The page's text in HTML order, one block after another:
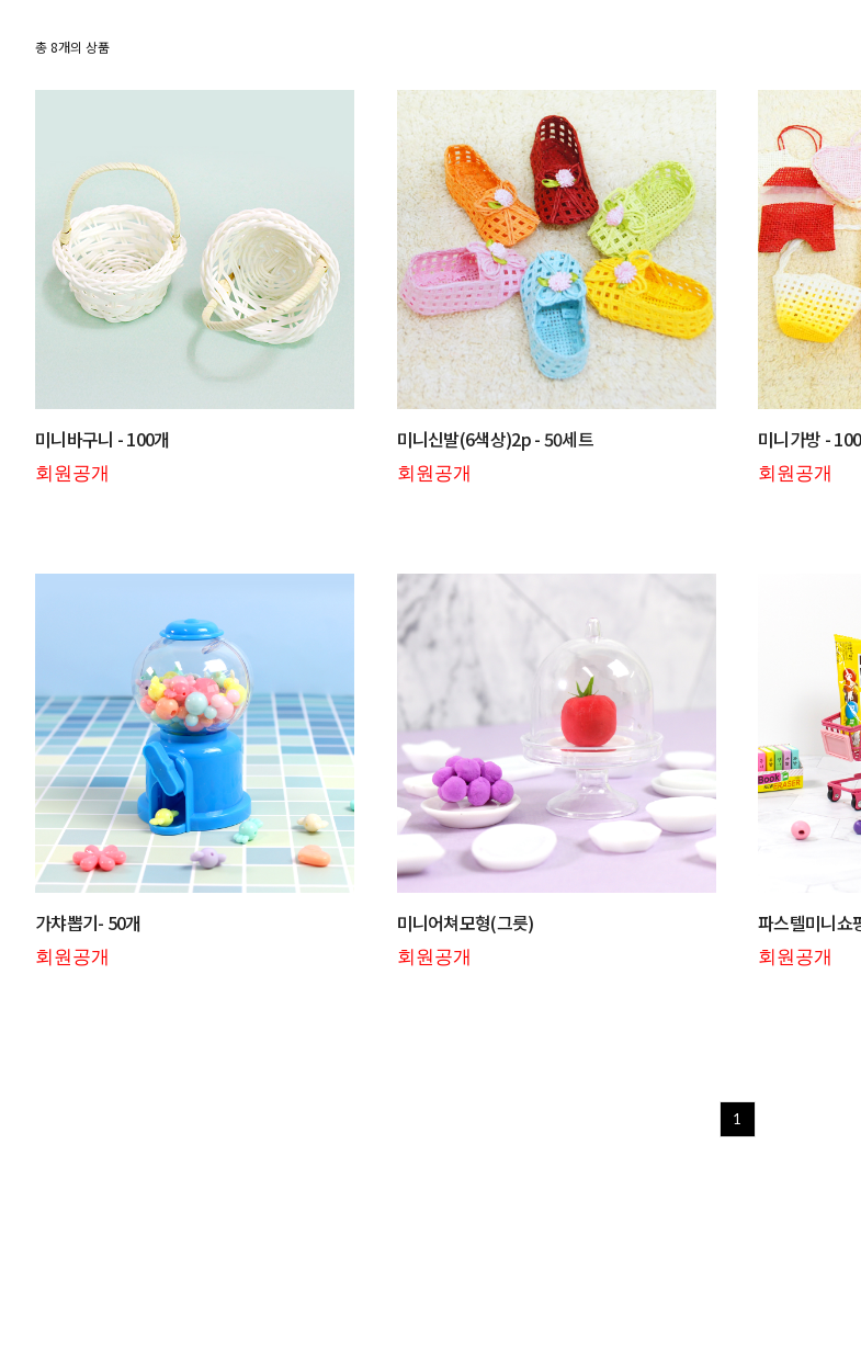
총 8개의 상품
미니바구니 - 100개
회원공개
미니신발(6색상)2p - 50세트
회원공개
미니가방 -
회원공개
가챠뽑기- 50개
회원공개
미니어쳐모형(그릇)
회원공개
파스텔미니쇼
회원공개
1